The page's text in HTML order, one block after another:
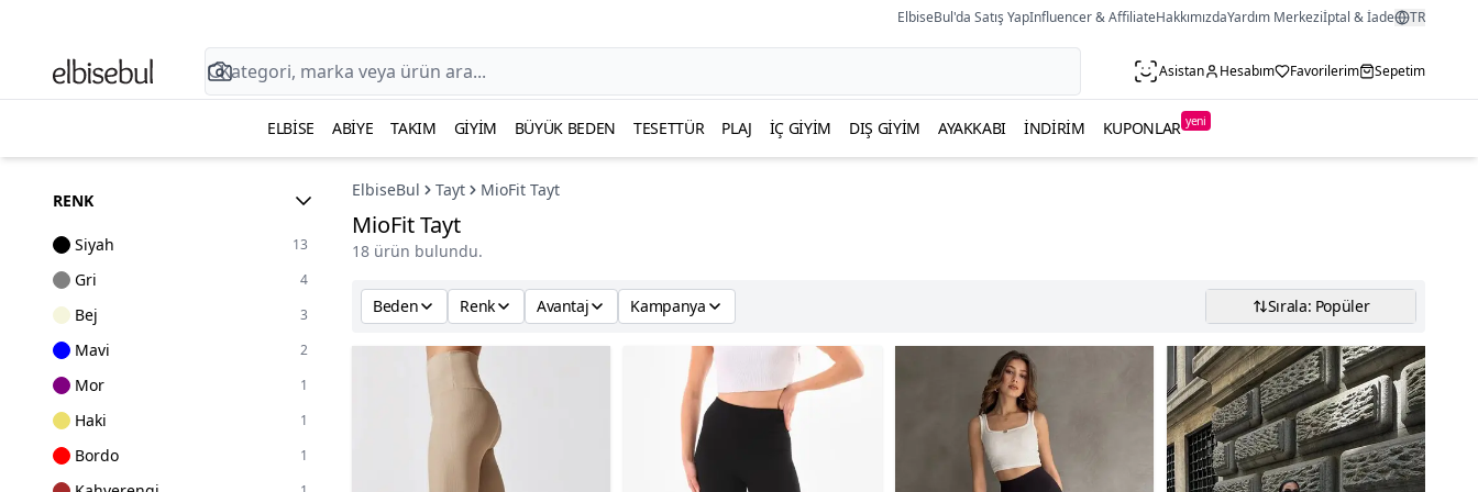
ElbiseBul'da Satış YapInfluencer & AffiliateHakkımızdaYardım Merkeziİptal & İade TR
Asistan Hesabım Favorilerim Sepetim
ELBISE ABIYE TAKIM GIYIM BÜYÜK BEDEN TESETTÜR PLAJ İÇ GIYIM DIŞ GIYIM AYAKKABI İNDIRIM KUPONLAR yeni
RENK
Siyah 13
Gri 4
Bej 3
Mavi 2
Mor 1
Haki 1
Bordo 1
ElbiseBul Tayt MioFit Tayt
MioFit Tayt
18 ürün bulundu.
Beden Renk Avantaj Kampanya Sırala: Popüler